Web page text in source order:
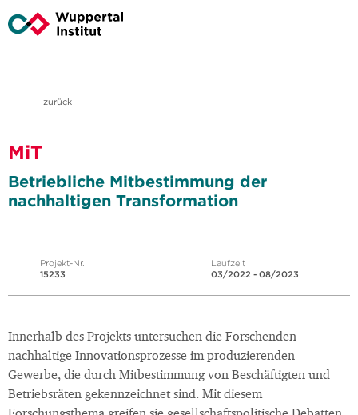
zurück
MiT
Betriebliche Mitbestimmung der
nachhaltigen Transformation
Projekt-Nr.
15233
Laufzeit
03/2022 - 08/2023
Innerhalb des Projekts untersuchen die Forschenden
nachhaltige Innovationsprozesse im produzierenden
Gewerbe, die durch Mitbestimmung von Beschäftigten und
Betriebsräten gekennzeichnet sind. Mit diesem